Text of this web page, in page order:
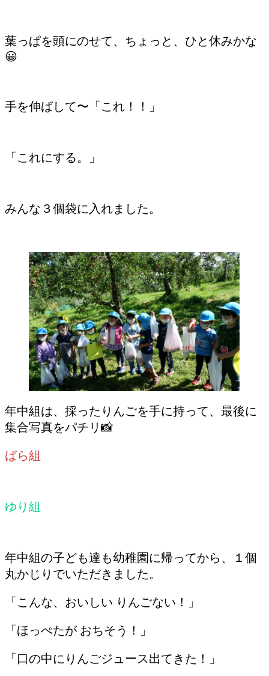
葉っぱを頭にのせて、ちょっと、ひと休みかな
😀
手を伸ばして〜「これ！！」
「これにする。」
みんな３個袋に入れました。
年中組は、採ったりんごを手に持って、最後に
集合写真をパチリ📸
ばら組
ゆり組
年中組の子ども達も幼稚園に帰ってから、１個
丸かじりでいただきました。
「こんな、おいしい りんごない！」
「ほっぺたが おちそう！」
「口の中にりんごジュース出てきた！」